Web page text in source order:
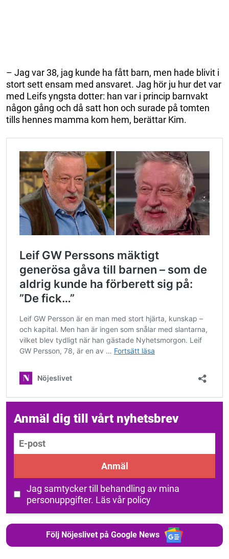
– Jag var 38, jag kunde ha fått barn, men hade blivit i
stort sett ensam med ansvaret. Jag hör ju hur det var
med Leifs yngsta dotter: han var i princip barnvakt
någon gång och då satt hon och surade på tomten
tills hennes mamma kom hem, berättar Kim.
Anmäl dig till vårt nyhetsbrev
E-post
Anmäl
Jag samtycker till behandling av mina
personuppgifter. Läs vår policy
Följ Nöjeslivet på Google News